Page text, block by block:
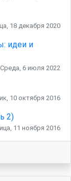
18 декабря 2020
идеи и
Среда, 6 июля 2022
10 октября 2016
2)
11 ноября 2016